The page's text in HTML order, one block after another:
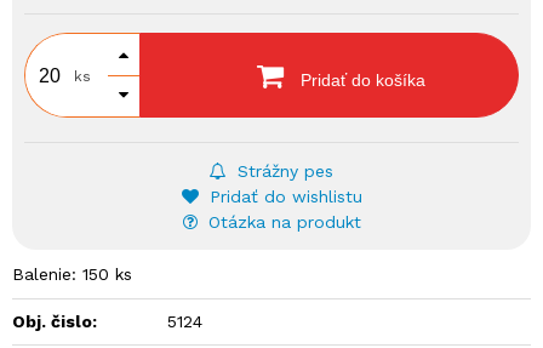
ks Pridať do košíka
Strážny pes
Pridať do wishlistu
Otázka na produkt
Balenie: 150 ks
Obj. čislo: 5124